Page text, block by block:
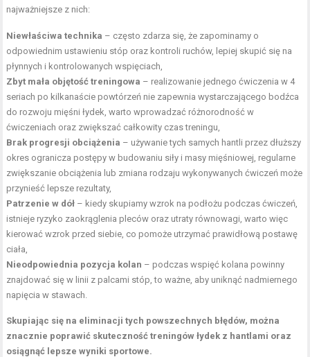
najważniejsze z nich:
Niewłaściwa technika – często zdarza się, że zapominamy o
odpowiednim ustawieniu stóp oraz kontroli ruchów, lepiej skupić się na
płynnych i kontrolowanych wspięciach,
Zbyt mała objętość treningowa – realizowanie jednego ćwiczenia w 4
seriach po kilkanaście powtórzeń nie zapewnia wystarczającego bodźca
do rozwoju mięśni łydek, warto wprowadzać różnorodność w
ćwiczeniach oraz zwiększać całkowity czas treningu,
Brak progresji obciążenia – używanie tych samych hantli przez dłuższy
okres ogranicza postępy w budowaniu siły i masy mięśniowej, regularne
zwiększanie obciążenia lub zmiana rodzaju wykonywanych ćwiczeń może
przynieść lepsze rezultaty,
Patrzenie w dół – kiedy skupiamy wzrok na podłożu podczas ćwiczeń,
istnieje ryzyko zaokrąglenia pleców oraz utraty równowagi, warto więc
kierować wzrok przed siebie, co pomoże utrzymać prawidłową postawę
ciała,
Nieodpowiednia pozycja kolan – podczas wspięć kolana powinny
znajdować się w linii z palcami stóp, to ważne, aby uniknąć nadmiernego
napięcia w stawach.
Skupiając się na eliminacji tych powszechnych błędów, można
znacznie poprawić skuteczność treningów łydek z hantlami oraz
osiągnąć lepsze wyniki sportowe.